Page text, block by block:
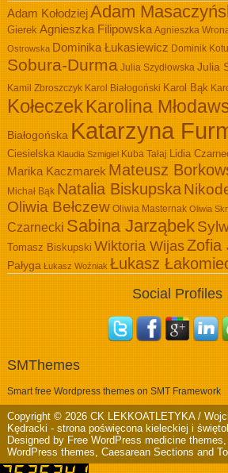
Adam KołodziejAdam
Gierek Agnieszka Filipowska Agnieszka
Ostrowska Dominika Łukasiewicz Dominik
Sobura-Durma Julia Szydłowska Julia
Kamil Zbroszczyk Karol Białogoński Karol Bąk
KołeczekKarolina
Białogońska Katarzyna
Ciesielska Klaudia Szmigiel Kuba Tałaj Lidia
Marika Kaczmarek Mateusz
Michał Bąk Natalia Biskupska
Oliwia Bełczew Oliwia Masternak Oliwia
Czarnecki Sabina Jarząbek
Tomasz Biskupski Wiktoria WijasZofia
Pałyga Łukasz Woźniak Łukasz
Social Profiles
SMThemes
Smart free Wordpress themes on SMT Framework
Copyright © 2026 CK LEKKOATLETYKA /
Kędracki - strona poświęcona kieleckiej i
Designed by Free WordPress medicine themes
WordPress themes Caesarean Sections and